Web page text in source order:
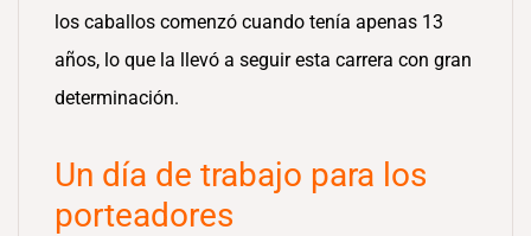
los caballos comenzó cuando tenía apenas 13
años, lo que la llevó a seguir esta carrera con gran
determinación.
Un día de trabajo para los
porteadores